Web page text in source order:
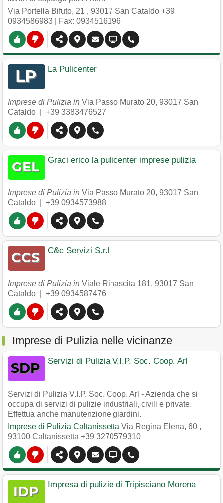
Via Portella Bifuto, 21 , 93017 San Cataldo +39
0934586983 | Fax: 0934516196
La Pulicenter
Imprese di Pulizia in Via Passo Murato 20, 93017 San
Cataldo
+39 3383476527
Graci erico la pulicenter imprese pulizia
Imprese di Pulizia in Via Passo Murato 20, 93017 San
Cataldo
+39 0934573988
C&c Servizi S.r.l
Imprese di Pulizia in Viale Rinascita 181, 93017 San
Cataldo
+39 0934587476
Imprese di Pulizia nelle vicinanze
Servizi di Pulizia V.I.P. Soc. Coop. Arl
Servizi di Pulizia V.I.P. Soc. Coop. Arl - Azienda che si
occupa di servizi di pulizie industriali, civili e private.
Effettua anche manutenzione giardini.
Imprese di Pulizia Caltanissetta Via Regina Elena, 60 ,
93100 Caltanissetta +39 3270579310
Impresa di pulizie di Tripisciano Morena